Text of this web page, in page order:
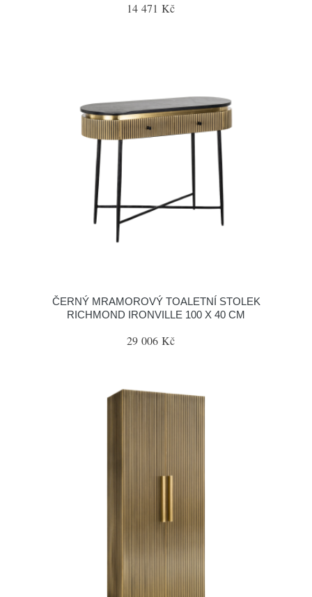
14 471 Kč
ČERNÝ MRAMOROVÝ TOALETNÍ STOLEK
RICHMOND IRONVILLE 100 X 40 CM
29 006 Kč